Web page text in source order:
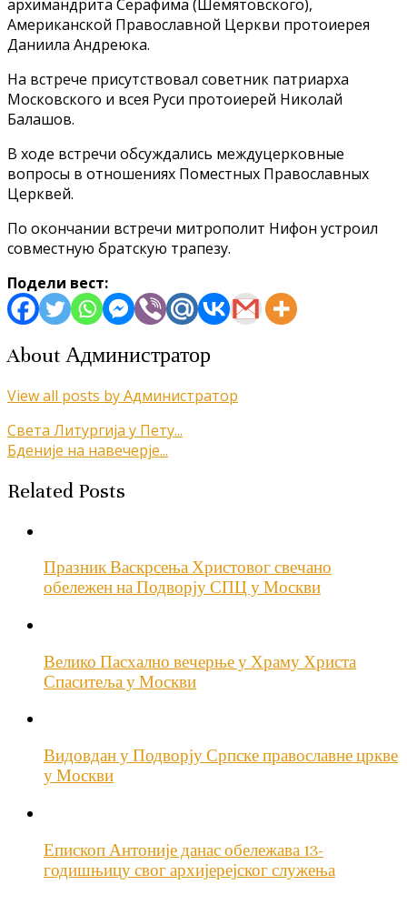
архимандрита Серафима (Шемятовского),
Американской Православной Церкви протоиерея
Даниила Андреюка.
На встрече присутствовал советник патриарха
Московского и всея Руси протоиерей Николай
Балашов.
В ходе встречи обсуждались междуцерковные
вопросы в отношениях Поместных Православных
Церквей.
По окончании встречи митрополит Нифон устроил
совместную братскую трапезу.
Подели вест:
About Администратор
View all posts by Администратор
Кретање
чланка
Света Литургија у Пету...
Бденије на навечерје...
Related Posts
Празник Васкрсења Христовог свечано
обележен на Подворју СПЦ у Москви
Велико Пасхално вечерње у Храму Христа
Спаситеља у Москви
Видовдан у Подворју Српске православне цркве
у Москви
Епископ Антоније данас обележава 13-
годишњицу свог архијерејског служења